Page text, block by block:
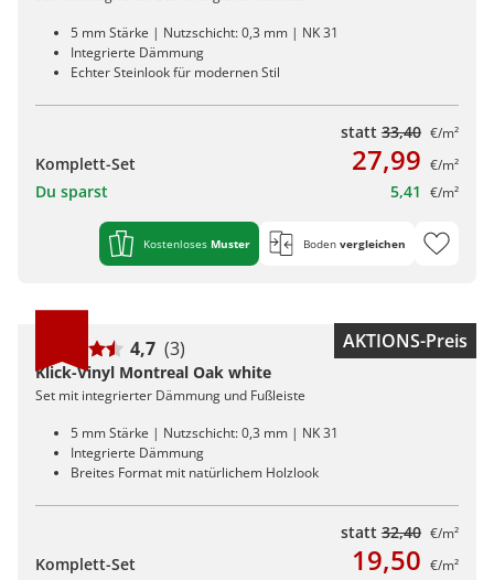
5 mm Stärke | Nutzschicht: 0,3 mm | NK 31
Integrierte Dämmung
Echter Steinlook für modernen Stil
statt 33,40 €/m²
Komplett-Set 27,99 €/m²
Du sparst 5,41 €/m²
Kostenloses Muster Boden vergleichen
AKTIONS-Preis
4,7 (3)
Klick-Vinyl Montreal Oak white
Set mit integrierter Dämmung und Fußleiste
5 mm Stärke | Nutzschicht: 0,3 mm | NK 31
Integrierte Dämmung
Breites Format mit natürlichem Holzlook
statt 32,40 €/m²
Komplett-Set 19,50 €/m²